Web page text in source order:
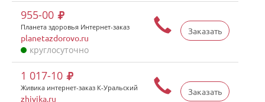
Заказать
955-00
Планета здоровья Интернет-заказ
planetazdorovo.ru
круглосуточно
Заказать
1 017-10
Живика интернет-заказ К-Уральский
zhivika.ru